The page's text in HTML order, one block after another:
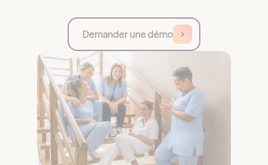
Demander une démo